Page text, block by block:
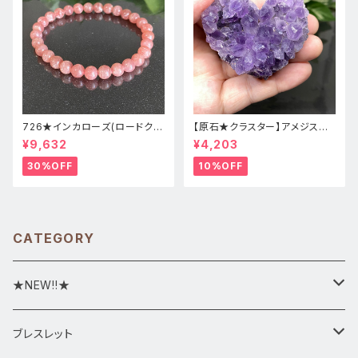
726★インカローズ(ロードクロ
サイト)★天然石ブレスレット新
品
¥9,632
30%OFF
【原石★クラスター】アメジスト
★ハート形★cp-071天然石パ
ワーストーン★インテリア置物
¥4,203
10%OFF
CATEGORY
★NEW!!★
★新入荷1/28~
ブレスレット